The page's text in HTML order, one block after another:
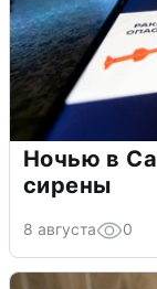
Ночью в
сирены
8 августа 0